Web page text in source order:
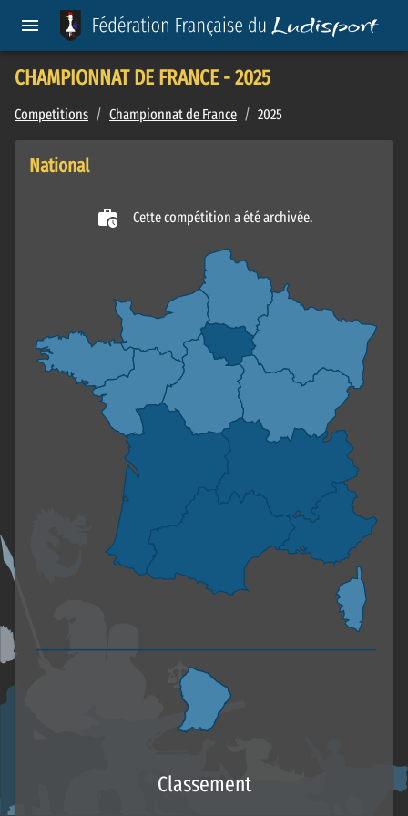
CHAMPIONNAT DE FRANCE - 2025
Competitions / Championnat de France / 2025
National
Cette compétition a été archivée.
Classement